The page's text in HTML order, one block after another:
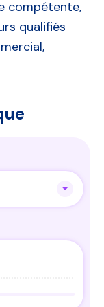
compétente,
qualifiés